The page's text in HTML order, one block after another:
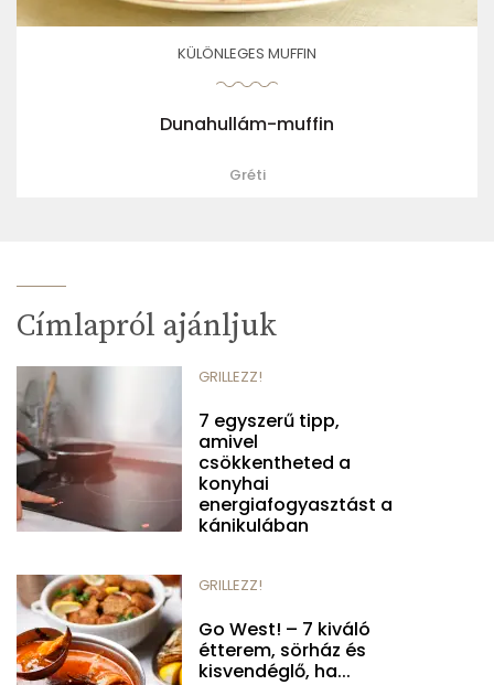
KÜLÖNLEGES MUFFIN
Dunahullám-muffin
Gréti
Címlapról ajánljuk
GRILLEZZ!
7 egyszerű tipp,
amivel
csökkentheted a
konyhai
energiafogyasztást a
kánikulában
GRILLEZZ!
Go West! – 7 kiváló
étterem, sörház és
kisvendéglő, ha...